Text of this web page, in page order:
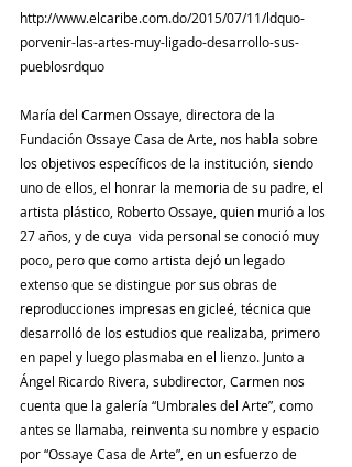
http://www.elcaribe.com.do/2015/07/11/ldquo-
porvenir-las-artes-muy-ligado-desarrollo-sus-
pueblosrdquo
María del Carmen Ossaye, directora de la
Fundación Ossaye Casa de Arte, nos habla sobre
los objetivos específicos de la institución, siendo
uno de ellos, el honrar la memoria de su padre, el
artista plástico, Roberto Ossaye, quien murió a los
27 años, y de cuya  vida personal se conoció muy
poco, pero que como artista dejó un legado
extenso que se distingue por sus obras de
reproducciones impresas en gicleé, técnica que
desarrolló de los estudios que realizaba, primero
en papel y luego plasmaba en el lienzo. Junto a
Ángel Ricardo Rivera, subdirector, Carmen nos
cuenta que la galería “Umbrales del Arte”, como
antes se llamaba, reinventa su nombre y espacio
por “Ossaye Casa de Arte”, en un esfuerzo de